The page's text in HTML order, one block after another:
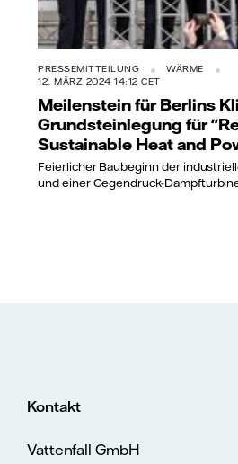
PRESSEMITTEILUNG
WÄRME
12. MÄRZ 2024 14:12 CET
Meilenstein für Berlins
Grundsteinlegung für
Sustainable Heat and
Feierlicher Baubeginn der
und einer Gegendruck-
Kontakt
Vattenfall GmbH